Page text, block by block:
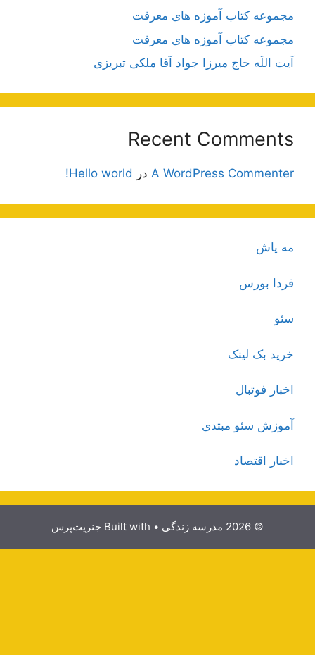
مجموعه کتاب آموزه های معرفت
مجموعه کتاب آموزه های معرفت
آیت اللَه حاج میرزا جواد آقا ملکی تبریزی
Recent Comments
A WordPress CommenterدرHello world!
مه پاش
فردا بورس
خرید بک لینک
اخبار فوتبال
آموزش سئو مبتدی
اخبار اقتصاد
• Built with جنریت‌پرس